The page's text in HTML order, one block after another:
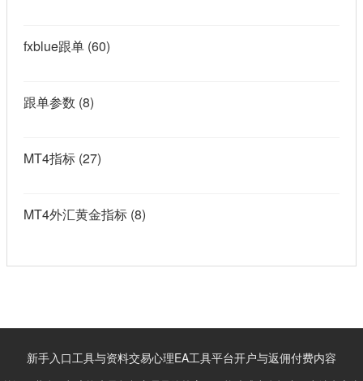
fxblue跟单 (60)
跟单参数 (8)
MT4指标 (27)
MT4外汇黄金指标 (8)
新手入口工具与资料交易心理EA工具平台开户与返佣付费内容